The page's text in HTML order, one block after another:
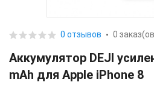
0 отзывов 0
Аккумулятор DEJI
mAh для Apple iPhone 8